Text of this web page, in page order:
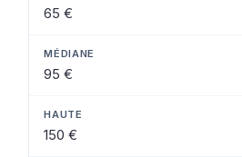
65 €
95 €
150 €